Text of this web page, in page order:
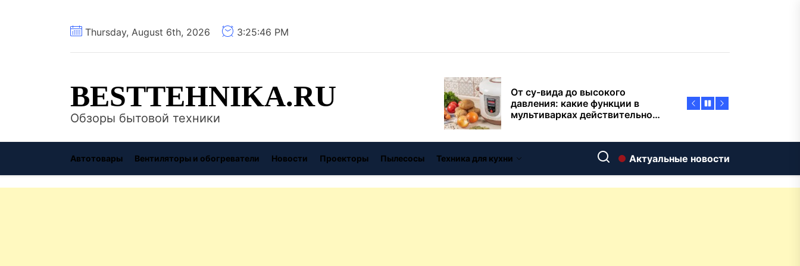
Thursday, August 6th, 2026 3:25:47 PM
BESTTEHNIKA.RU
Обзоры бытовой техники
давления: какие функции в
Современный интерьер: как
вписать классическую
чугунную ванну Goldman в
Газодровяные печи в Астане:
выбираем между
специализацией
Автотовары Вентиляторы и обогреватели Новости Проекторы Пылесосы Техника для кухни Актуальные новости